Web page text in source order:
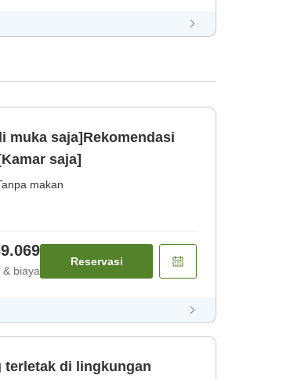
muka saja]Rekomendasi
saja]
makan
biaya
Reservasi
terletak di lingkungan